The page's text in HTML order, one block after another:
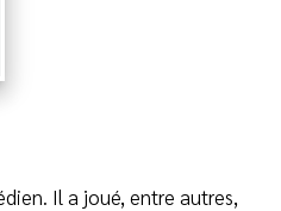
Il a joué, entre autres,